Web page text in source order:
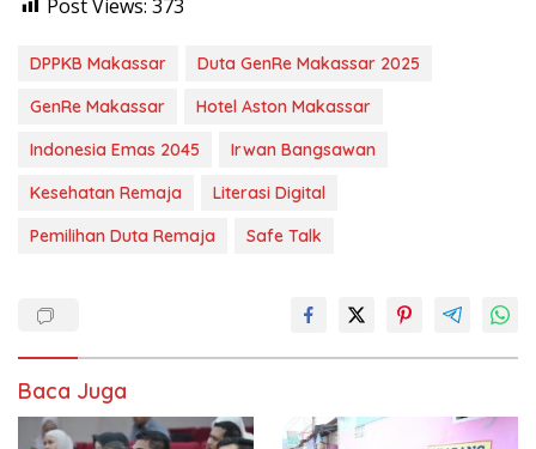
Post Views: 373
DPPKB Makassar
Duta GenRe Makassar 2025
GenRe Makassar
Hotel Aston Makassar
Indonesia Emas 2045
Irwan Bangsawan
Kesehatan Remaja
Literasi Digital
Pemilihan Duta Remaja
Safe Talk
Baca Juga